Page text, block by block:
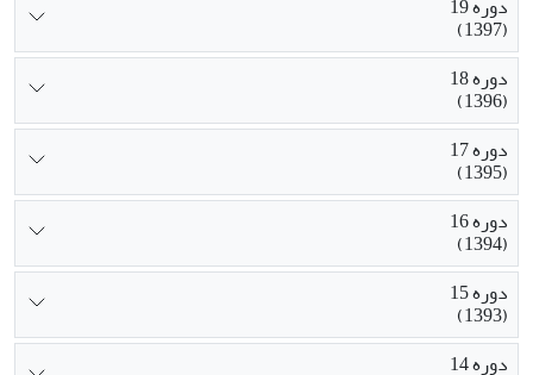
(1397)
دوره 18
(1396)
دوره 17
(1395)
دوره 16
(1394)
دوره 15
(1393)
دوره 14